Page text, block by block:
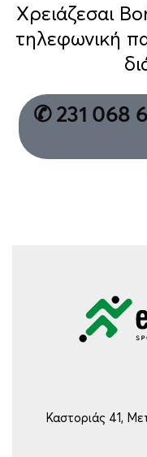
Χρειάζεσαι
τηλεφωνική
✆ 231 068
Καστοριάς 41,